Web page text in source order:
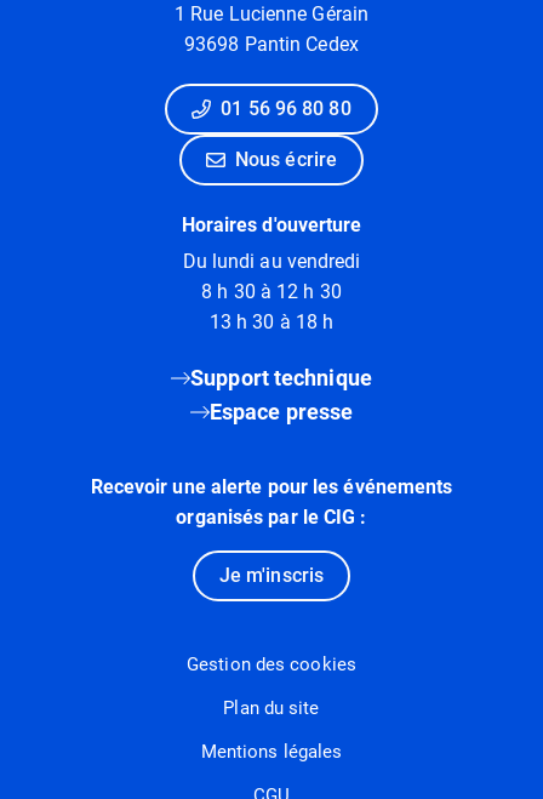
1 Rue Lucienne Gérain
93698 Pantin Cedex
01 56 96 80 80
Nous écrire
Horaires d'ouverture
Du lundi au vendredi
8 h 30 à 12 h 30
13 h 30 à 18 h
Support technique
Espace presse
Recevoir une alerte pour les événements
organisés par le CIG :
Je m'inscris
Gestion des cookies
Plan du site
Mentions légales